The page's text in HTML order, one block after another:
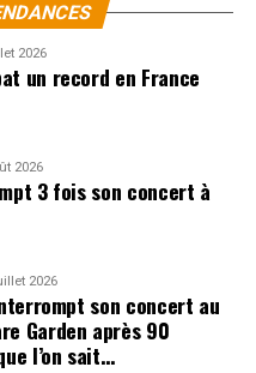
2026
un record en France
2026
3 fois son concert à
2026
son concert au
Garden après 90
l’on sait…